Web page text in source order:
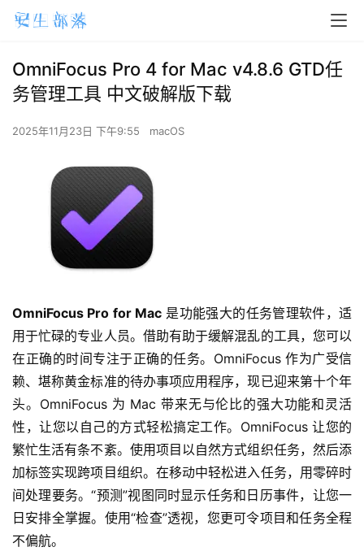
OmniFocus Pro 4 for Mac v4.8.6 GTD任
务管理工具 中文破解版下载
2025年11月23日 下午9:55 macOS
OmniFocus Pro for Mac 是功能强大的任务管理软件，适
用于忙碌的专业人员。借助有助于缓解混乱的工具，您可以
在正确的时间专注于正确的任务。OmniFocus 作为广受信
赖、堪称黄金标准的待办事项应用程序，现已迎来第十个年
头。OmniFocus 为 Mac 带来无与伦比的强大功能和灵活
性，让您以自己的方式轻松搞定工作。OmniFocus 让您的
繁忙生活有条不紊。使用项目以自然方式组织任务，然后添
加标签实现跨项目组织。在移动中轻松进入任务，用零碎时
间处理要务。“预测”视图同时显示任务和日历事件，让您一
日安排全掌握。使用“检查”透视，您更可令项目和任务全程
不偏航。